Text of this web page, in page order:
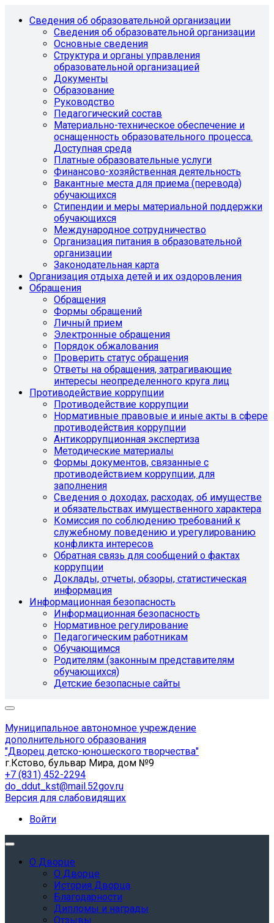
Сведения об образовательной организации
Сведения об образовательной организации
Основные сведения
Структура и органы управления
образовательной организацией
Документы
Образование
Руководство
Педагогический состав
Материально-техническое обеспечение и
оснащенность образовательного процесса.
Доступная среда
Платные образовательные услуги
Финансово-хозяйственная деятельность
Вакантные места для приема (перевода)
обучающихся
Стипендии и меры материальной поддержки
обучающихся
Международное сотрудничество
Организация питания в образовательной
организации
Законодательная карта
Организация отдыха детей и их оздоровления
Обращения
Обращения
Формы обращений
Личный прием
Электронные обращения
Порядок обжалования
Проверить статус обращения
Ответы на обращения, затрагивающие
интересы неопределенного круга лиц
Противодействие коррупции
Противодействие коррупции
Нормативные правовые и иные акты в сфере
противодействия коррупции
Антикоррупционная экспертиза
Методические материалы
Формы документов, связанные с
противодействием коррупции, для
заполнения
Сведения о доходах, расходах, об имуществе
и обязательствах имущественного характера
Комиссия по соблюдению требований к
служебному поведению и урегулированию
конфликта интересов
Обратная связь для сообщений о фактах
коррупции
Доклады, отчеты, обзоры, статистическая
информация
Информационная безопасность
Информационная безопасность
Нормативное регулирование
Педагогическим работникам
Обучающимся
Родителям (законным представителям
обучающихся)
Детские безопасные сайты
Муниципальное автономное учреждение
дополнительного образования
"Дворец детско-юношеского творчества"
г.Кстово, бульвар Мира, дом №9
+7 (831) 452-2294
do_ddut_kst@mail.52gov.ru
Версия для слабовидящих
Войти
О Дворце
О Дворце
История Дворца
Благодарности
Дипломы и награды
Отзывы